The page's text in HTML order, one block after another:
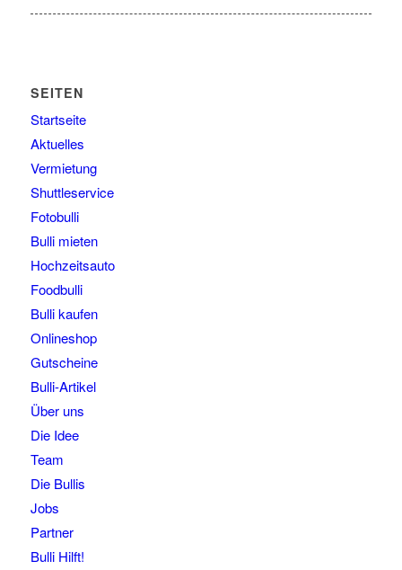
SEITEN
Startseite
Aktuelles
Vermietung
Shuttleservice
Fotobulli
Bulli mieten
Hochzeitsauto
Foodbulli
Bulli kaufen
Onlineshop
Gutscheine
Bulli-Artikel
Über uns
Die Idee
Team
Die Bullis
Jobs
Partner
Bulli Hilft!